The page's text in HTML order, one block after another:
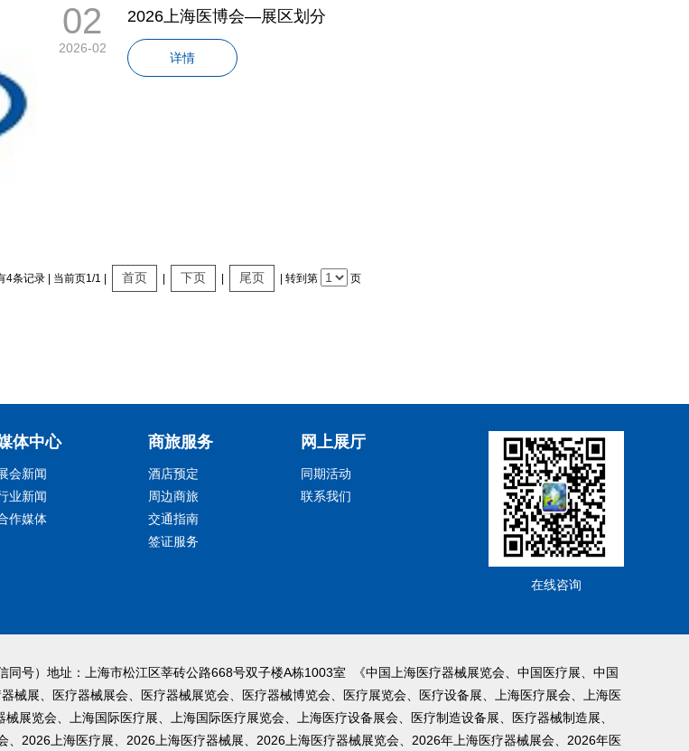
02
2026-02
2026上海医博会—展区划分
详情
4条记录 | 当前页1/1 | 首页 下页 尾页 | 转到第 页
体中心
会新闻
业新闻
作媒体
商旅服务
酒店预定
周边商旅
交通指南
签证服务
网上展厅
同期活动
联系我们
在线咨询
号）地址：上海市松江区莘砖公路668号双子楼A栋1003室 《中国上海医疗器械展览会、中国医疗展、中国
械展、医疗器械展会、医疗器械展览会、医疗器械博览会、医疗展览会、医疗设备展、上海医疗展会、上海医
展览会、上海国际医疗展、上海国际医疗展览会、上海医疗设备展会、医疗制造设备展、医疗器械制造展、
2026上海医疗展、2026上海医疗器械展、2026上海医疗器械展览会、2026年上海医疗器械展会、2026年医